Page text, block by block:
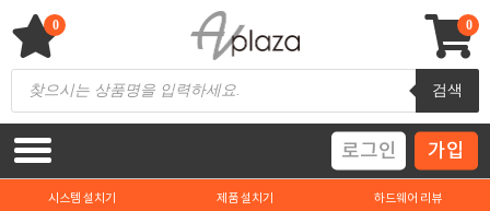
content
AV 플라자
하이파이 / 홈씨어터 전문 쇼핑몰
Products
search
검색
0
0
로그인 가입
시스템 설치기 제품 설치기 하드웨어 리뷰